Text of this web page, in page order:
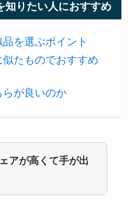
知りたい人におすすめ
を選ぶポイント
たものでおすすめ
が良いのか
アが高くて手が出